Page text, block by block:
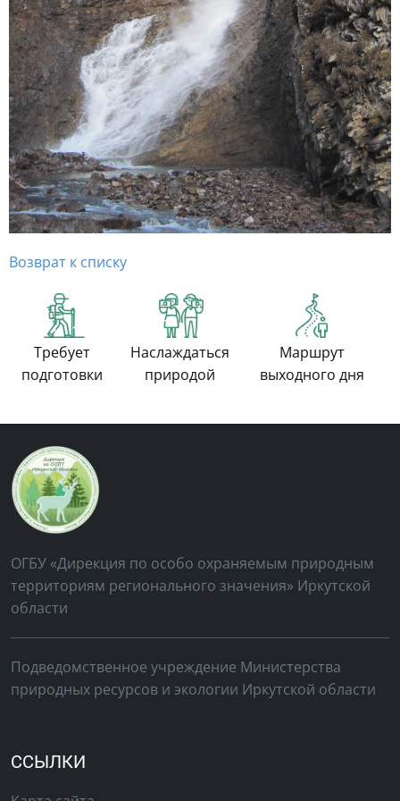
Возврат к списку
Требует
подготовки
Наслаждаться
природой
Маршрут
выходного дня
ОГБУ «Дирекция по особо охраняемым природным
территориям регионального значения» Иркутской
области
Подведомственное учреждение Министерства
природных ресурсов и экологии Иркутской области
ССЫЛКИ